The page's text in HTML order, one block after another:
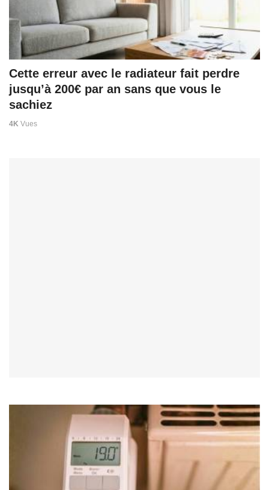
Cette erreur avec le radiateur fait perdre
jusqu’à 200€ par an sans que vous le
sachiez
4K Vues